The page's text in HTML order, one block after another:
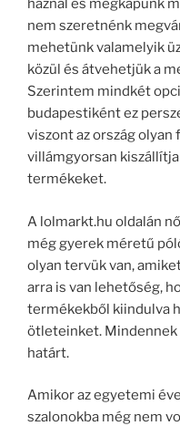
háznál és megkapunk
nem szeretnénk
mehetünk valamelyik
közül és átvehetjük a
Szerintem mindkét
budapestiként ez
viszont az ország olyan
villámgyorsan
termékeket.
A lolmarkt.hu oldalán
még gyerek méretű
olyan tervük van,
arra is van lehetőség,
termékekből kiindulva
ötleteinket. Mindennek
határt.
Amikor az egyetemi
szalonokba még nem